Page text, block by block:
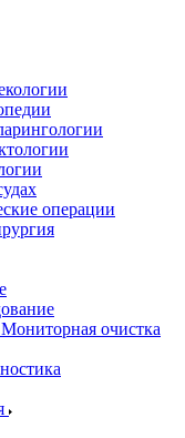
операции
очистка